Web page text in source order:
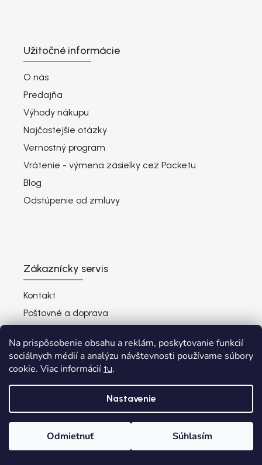
Na prispôsobenie obsahu a reklám, poskytovanie funkcií
sociálnych médií a analýzu návštevnosti používame súbory
cookie. Viac informácií tu.
Nastavenie
Odmietnuť Súhlasím
Užitočné informácie
O nás
Predajňa
Výhody nákupu
Najčastejšie otázky
Vernostný program
Vrátenie - výmena zásielky cez Packetu
Blog
Odstúpenie od zmluvy
Zákaznícky servis
Kontakt
Poštovné a doprava
Ochrana osobných údajov
Dokumenty
Reklamačný formulár
Potrebujete poradiť?